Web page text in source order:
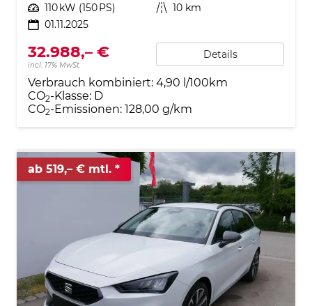
Leistung 110 kW (150 PS) Kilometerstand 10 km
01.11.2025
32.988,– €
incl. 17% MwSt.
Details
Verbrauch kombiniert: 4,90 l/100km
CO2-Klasse: D
CO2-Emissionen: 128,00 g/km
ab 519,– € mtl.